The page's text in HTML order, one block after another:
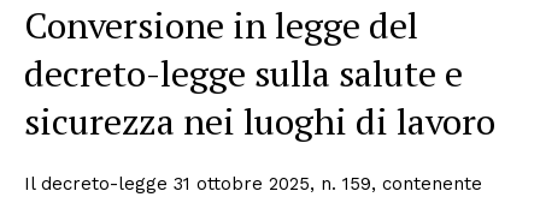
Conversione in legge del
decreto-legge sulla salute e
sicurezza nei luoghi di lavoro
Il decreto-legge 31 ottobre 2025, n. 159, contenente